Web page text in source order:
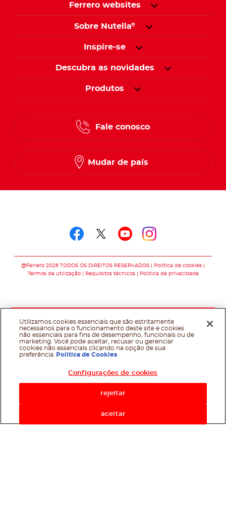
Ferrero websites
Sobre Nutella®
Inspire-se
Descubra as novidades
Produtos
Fale conosco
Mudar de país
@Ferrero 2026 TODOS OS DIREITOS RESERVADOS
Política de cookies
Termos de utilização
Requisitos técnicos Política de privacidade
Utilizamos cookies essenciais que são estritamente
necessários para o funcionamento deste site e cookies
não essenciais para fins de desempenho, funcionais ou de
marketing. Você pode aceitar, recusar ou gerenciar
cookies não essenciais clicando na opção de sua
preferência
Política de Cookies
Configurações de cookies
rejeitar
aceitar